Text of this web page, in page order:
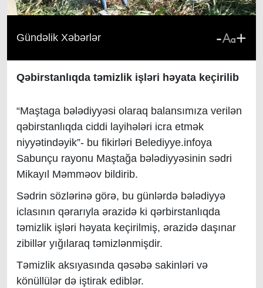
Gündəlik Xəbərlər - +
Qəbirstanlıqda təmizlik işləri həyata keçirilib
“Maştaga bələdiyyəsi olaraq balansımıza verilən
qəbirstanlıqda ciddi layihələri icra etmək
niyyətindəyik”- bu fikirləri Belediyye.infoya
Sabunçu rayonu Maştağa bələdiyyəsinin sədri
Mikayıl Məmməov bildirib.
Sədrin sözlərinə görə, bu günlərdə bələdiyyə
iclasının qərarıyla ərazidə ki qərbirstanlıqda
təmizlik işləri həyata keçirilmiş, ərazidə daşınar
zibillər yığılaraq təmizlənmişdir.
Təmizlik aksıyasında qəsəbə sakinləri və
könüllülər də iştirak ediblər.